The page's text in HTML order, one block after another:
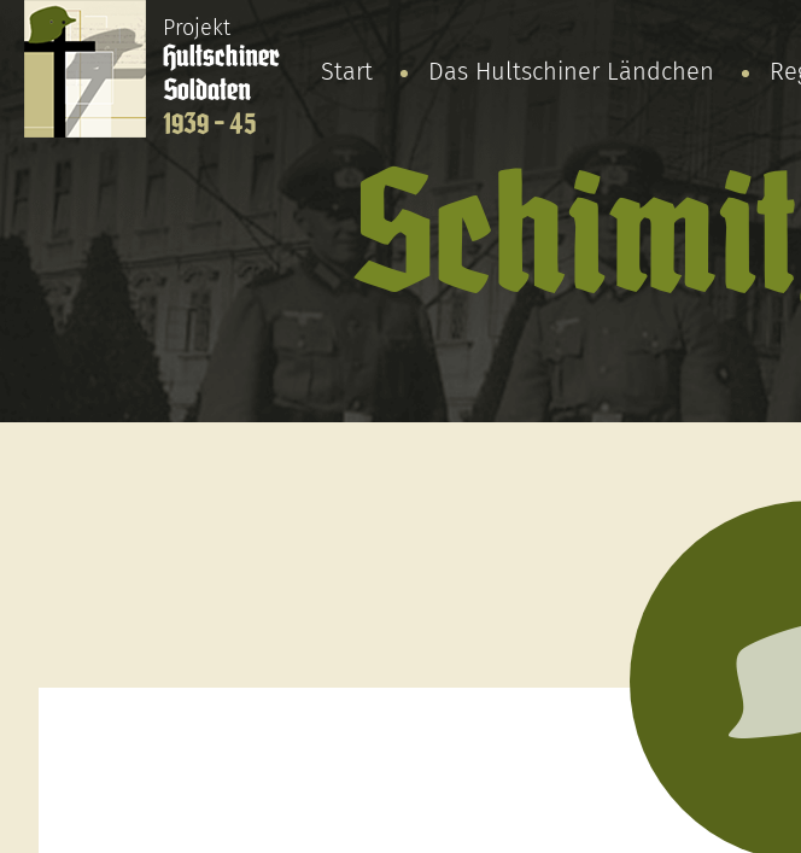
Projekt
Hultschiner
Soldaten
1939 - 45
Start Das Hultschiner Ländchen